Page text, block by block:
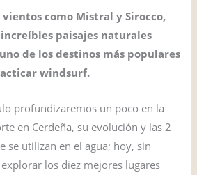
como Mistral y Sirocco,
paisajes naturales
de los destinos más populares
windsurf.
profundizaremos un poco en la
en Cerdeña, su evolución y las 2
se utilizan en el agua; hoy, sin
los diez mejores lugares